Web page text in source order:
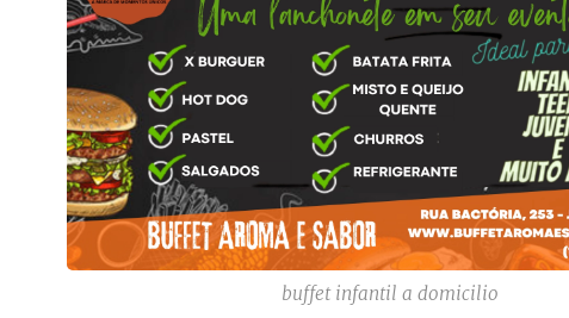
buffet infantil a domicilio